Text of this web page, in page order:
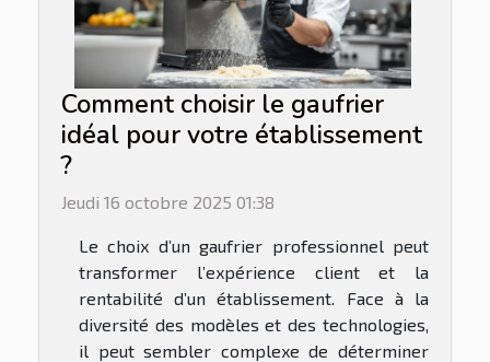
Comment choisir le gaufrier
idéal pour votre établissement
?
Jeudi 16 octobre 2025 01:38
Le choix d’un gaufrier professionnel peut
transformer l’expérience client et la
rentabilité d’un établissement. Face à la
diversité des modèles et des technologies,
il peut sembler complexe de déterminer